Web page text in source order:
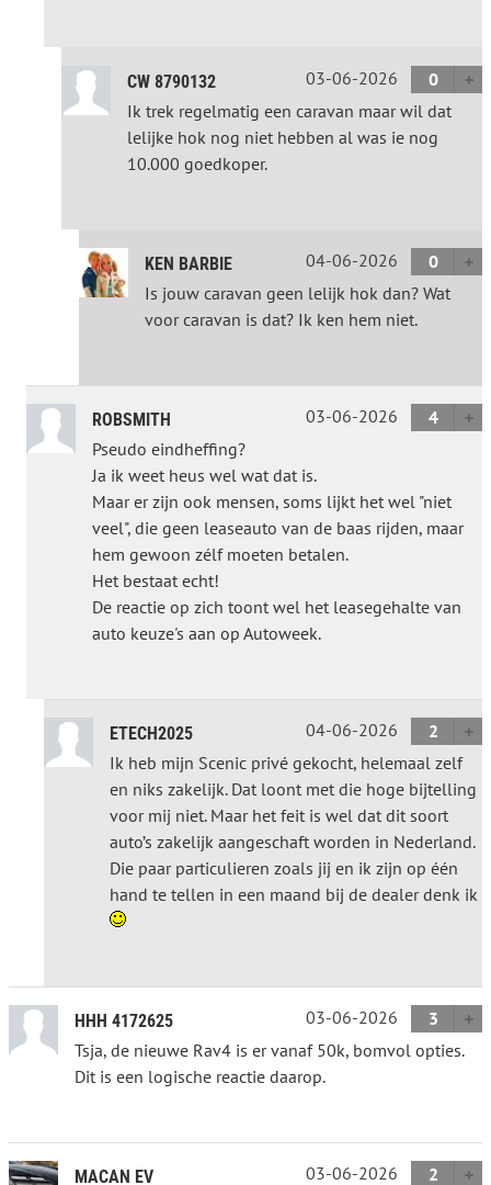
CW 8790132 03-06-2026
0
Ik trek regelmatig een caravan maar wil dat
lelijke hok nog niet hebben al was ie nog
10.000 goedkoper.
KEN BARBIE 04-06-2026
0
Is jouw caravan geen lelijk hok dan? Wat
voor caravan is dat? Ik ken hem niet.
ROBSMITH 03-06-2026
4
Pseudo eindheffing?
Ja ik weet heus wel wat dat is.
Maar er zijn ook mensen, soms lijkt het wel "niet
veel", die geen leaseauto van de baas rijden, maar
hem gewoon zélf moeten betalen.
Het bestaat echt!
De reactie op zich toont wel het leasegehalte van
auto keuze's aan op Autoweek.
ETECH2025 04-06-2026
2
Ik heb mijn Scenic privé gekocht, helemaal zelf
en niks zakelijk. Dat loont met die hoge bijtelling
voor mij niet. Maar het feit is wel dat dit soort
auto’s zakelijk aangeschaft worden in Nederland.
Die paar particulieren zoals jij en ik zijn op één
hand te tellen in een maand bij de dealer denk ik
HHH 4172625 03-06-2026
3
Tsja, de nieuwe Rav4 is er vanaf 50k, bomvol opties.
Dit is een logische reactie daarop.
MACAN EV 03-06-2026
2